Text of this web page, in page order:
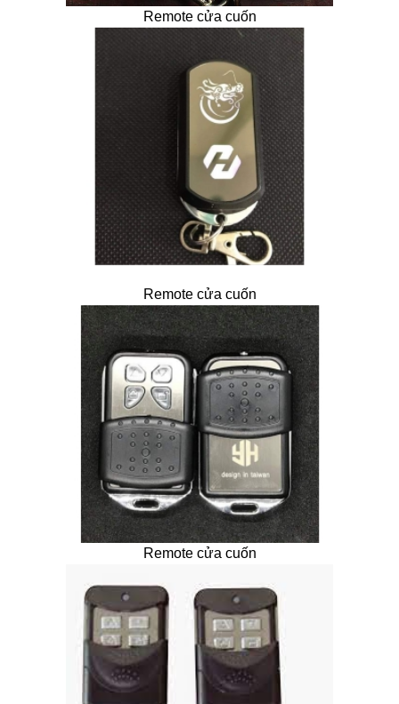
Remote cửa cuốn
Remote cửa cuốn
Remote cửa cuốn